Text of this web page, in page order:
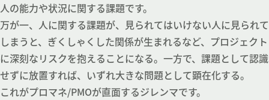
人の能力や状況に関する課題です。
万が一、人に関する課題が、見られてはいけない人に見られて
しまうと、ぎくしゃくした関係が生まれるなど、プロジェクト
に深刻なリスクを抱えることになる。一方で、課題として認識
せずに放置すれば、いずれ大きな問題として顕在化する。
これがプロマネ/PMOが直面するジレンマです。